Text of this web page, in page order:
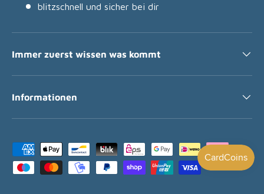
blitzschnell und sicher bei dir
Immer zuerst wissen was kommt
Informationen
Zahlungsmethoden